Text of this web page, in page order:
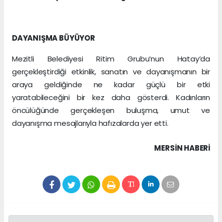
DAYANIŞMA BÜYÜYOR
Mezitli Belediyesi Ritim Grubu’nun Hatay’da
gerçekleştirdiği etkinlik, sanatın ve dayanışmanın bir
araya geldiğinde ne kadar güçlü bir etki
yaratabileceğini bir kez daha gösterdi. Kadınların
öncülüğünde gerçekleşen buluşma, umut ve
dayanışma mesajlarıyla hafızalarda yer etti.
MERSIN HABERİ